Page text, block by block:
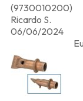
(9730010200)
Ricardo S.
06/06/2024